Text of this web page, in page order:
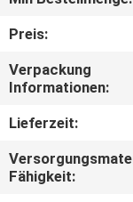
KONTAKT
MIT
UNS
Preis:
Verpackung
Informationen:
Lieferzeit:
Fähigkeit: